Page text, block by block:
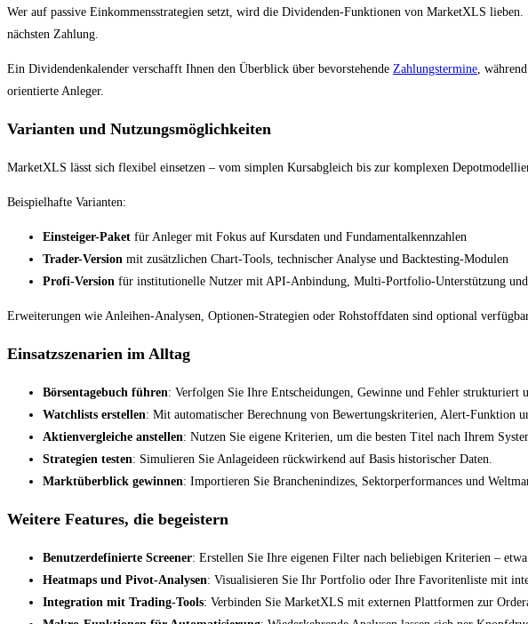
Wer auf passive Einkommensstrategien setzt, wird die Dividenden-Funktionen von MarketXLS
nächsten Zahlung.
Ein Dividendenkalender verschafft Ihnen den Überblick über bevorstehende Zahlungstermine,
orientierte Anleger.
Varianten und Nutzungsmöglichkeiten
MarketXLS lässt sich flexibel einsetzen – vom simplen Kursabgleich bis zur komplexen
Beispielhafte Varianten:
Einsteiger-Paket für Anleger mit Fokus auf Kursdaten und Fundamentalkennzahlen
Trader-Version mit zusätzlichen Chart-Tools, technischer Analyse und Backtesting-Modulen
Profi-Version für institutionelle Nutzer mit API-Anbindung, Multi-Portfolio-Unterstützung und
Erweiterungen wie Anleihen‑Analysen, Optionen‑Strategien oder Rohstoffdaten sind optional
Einsatzszenarien im Alltag
Börsentagebuch führen: Verfolgen Sie Ihre Entscheidungen, Gewinne und Fehler strukturiert
Watchlists erstellen: Mit automatischer Berechnung von Bewertungskriterien, Alert-Funktion
Aktienvergleiche anstellen: Nutzen Sie eigene Kriterien, um die besten Titel nach Ihrem
Strategien testen: Simulieren Sie Anlageideen rückwirkend auf Basis historischer Daten.
Marktüberblick gewinnen: Importieren Sie Branchenindizes, Sektorperformances und
Weitere Features, die begeistern
Benutzerdefinierte Screener: Erstellen Sie Ihre eigenen Filter nach beliebigen Kriterien –
Heatmaps und Pivot-Analysen: Visualisieren Sie Ihr Portfolio oder Ihre Favoritenliste mit
Integration mit Trading-Tools: Verbinden Sie MarketXLS mit externen Plattformen zur